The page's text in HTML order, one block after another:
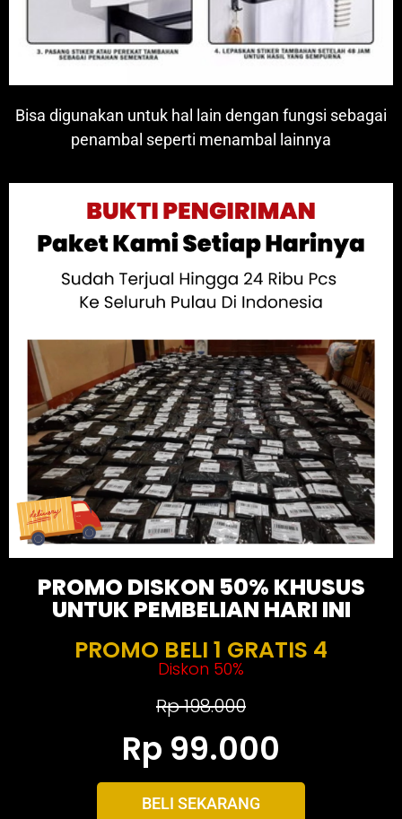
Bisa digunakan untuk hal lain dengan fungsi sebagai
penambal seperti menambal lainnya
PROMO DISKON 50% KHUSUS
UNTUK PEMBELIAN HARI INI
PROMO BELI 1 GRATIS 4
Diskon 50%
Rp 198.000
Rp 99.000
BELI SEKARANG